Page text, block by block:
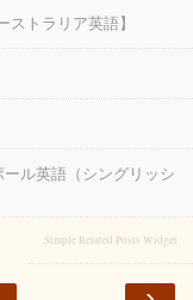
トラリア英語】
ル英語（シングリッシ
Simple Related Posts Widget